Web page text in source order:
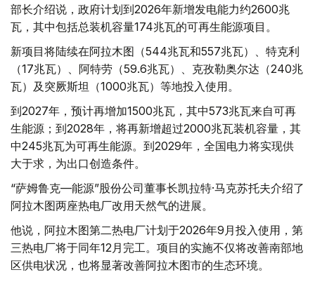
部长介绍说，政府计划到2026年新增发电能力约2600兆
瓦，其中包括总装机容量174兆瓦的可再生能源项目。
新项目将陆续在阿拉木图（544兆瓦和557兆瓦）、特克利
（17兆瓦）、阿特劳（59.6兆瓦）、克孜勒奥尔达（240兆
瓦）及突厥斯坦（1000兆瓦）等地投入使用。
到2027年，预计再增加1500兆瓦，其中573兆瓦来自可再
生能源；到2028年，将再新增超过2000兆瓦装机容量，其
中245兆瓦为可再生能源。到2029年，全国电力将实现供
大于求，为出口创造条件。
“萨姆鲁克—能源”股份公司董事长凯拉特·马克苏托夫介绍了
阿拉木图两座热电厂改用天然气的进展。
他说，阿拉木图第二热电厂计划于2026年9月投入使用，第
三热电厂将于同年12月完工。项目的实施不仅将改善南部地
区供电状况，也将显著改善阿拉木图市的生态环境。